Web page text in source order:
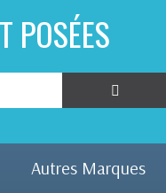
POSÉES
Autres Marques